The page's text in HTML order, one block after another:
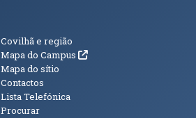
Informações
Covilhã e região
Mapa do Campus (abre em nova janela)
Mapa do sítio
Contactos
Lista Telefónica
Procurar